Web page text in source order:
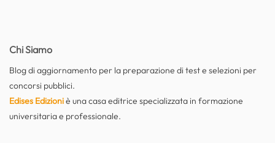
Chi Siamo
Blog di aggiornamento per la preparazione di test e selezioni per
concorsi pubblici.
Edises Edizioniè una casa editrice specializzata in formazione
universitaria e professionale.